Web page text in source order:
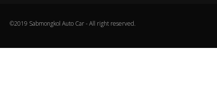
©2019 Sabmongkol Auto Car - All right reserved.